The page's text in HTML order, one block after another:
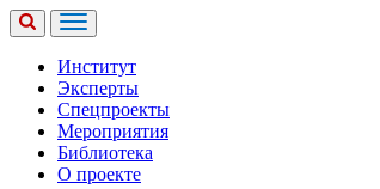
Институт
Эксперты
Спецпроекты
Мероприятия
Библиотека
О проекте